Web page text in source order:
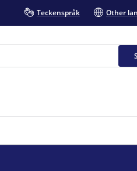
Teckenspråk Other